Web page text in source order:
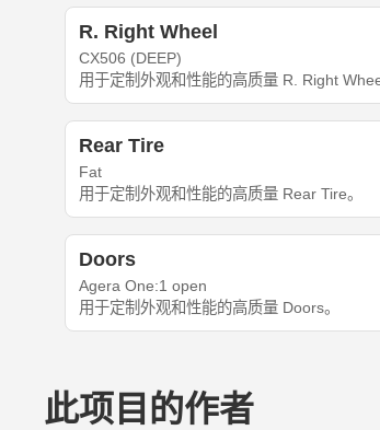
R. Right Wheel
CX506 (DEEP)
用于定制外观和性能的高质量 R. Right
Rear Tire
Fat
用于定制外观和性能的高质量 Rear Tire。
Doors
Agera One:1 open
用于定制外观和性能的高质量 Doors。
此项目的作者